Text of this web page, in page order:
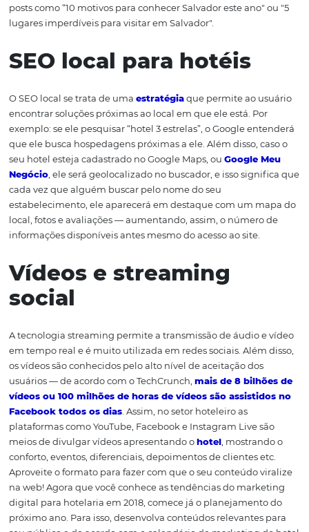
Apostar em conteúdos interessantes, criativos, próprios e
sociais e ainda conseguir melhores posições na busca
marketing digital dos hotéis no próximo ano. Para
conteúdos, invista em um blog integrado ao site do
redes sociais, e depois crie conteúdos relacionados às
necessidades, interesses e "dores" de seus hóspedes. Por
exemplo: se você tem um hotel em Salvador, pode
posts como “10 motivos para conhecer Salvador este
lugares imperdíveis para visitar em Salvador".
SEO local para hotéis
O SEO local se trata de uma
exemplo: se ele pesquisar “hotel 3 estrelas”, o Google
que ele busca hospedagens próximas a ele. Além disso,
seu hotel esteja cadastrado no Google Maps, ou
Negócio, ele será geolocalizado no buscador, e isso
cada vez que alguém buscar pelo nome do seu
estabelecimento, ele aparecerá em destaque com um
local, fotos e avaliações — aumentando, assim, o
informações disponíveis antes mesmo do acesso ao site.
Vídeos e streaming